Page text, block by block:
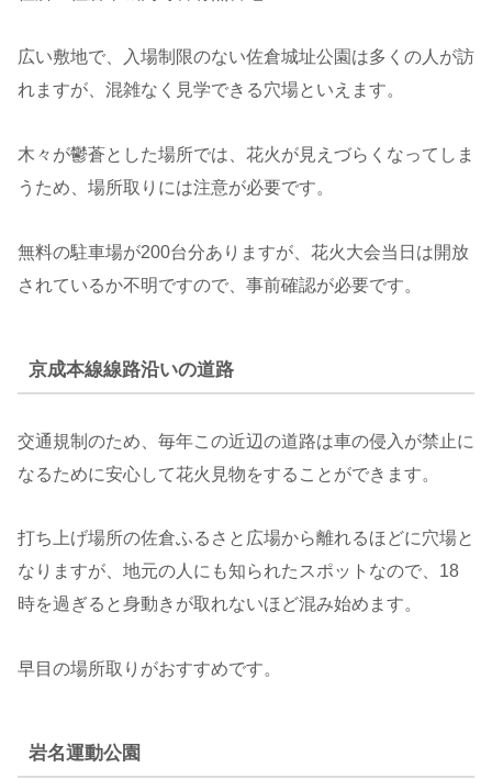
広い敷地で、入場制限のない佐倉城址公園は多くの人が訪
れますが、混雑なく見学できる穴場といえます。
木々が鬱蒼とした場所では、花火が見えづらくなってしま
うため、場所取りには注意が必要です。
無料の駐車場が200台分ありますが、花火大会当日は開放
されているか不明ですので、事前確認が必要です。
京成本線線路沿いの道路
交通規制のため、毎年この近辺の道路は車の侵入が禁止に
なるために安心して花火見物をすることができます。
打ち上げ場所の佐倉ふるさと広場から離れるほどに穴場と
なりますが、地元の人にも知られたスポットなので、18
時を過ぎると身動きが取れないほど混み始めます。
早目の場所取りがおすすめです。
岩名運動公園